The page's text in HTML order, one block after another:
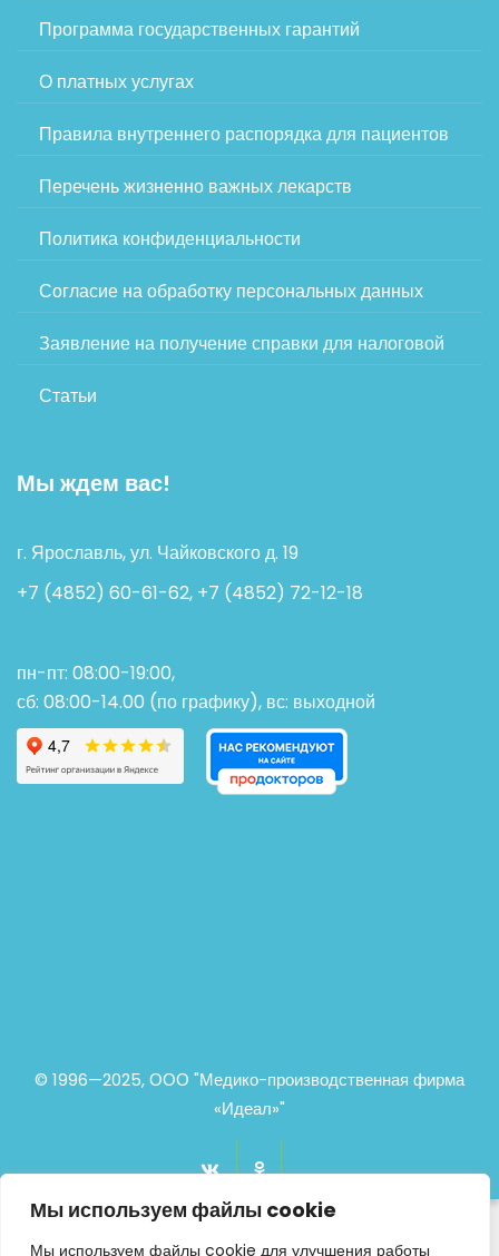
Мы используем файлы cookie
Мы используем файлы cookie для улучшения работы
Программа государственных гарантий
О платных услугах
Правила внутреннего распорядка для пациентов
Перечень жизненно важных лекарств
Политика конфиденциальности
Согласие на обработку персональных данных
Заявление на получение справки для налоговой
Статьи
Мы ждем вас!
г. Ярославль, ул. Чайковского д. 19
+7 (4852) 60-61-62, +7 (4852) 72-12-18
пн-пт: 08:00-19:00,
сб: 08:00-14.00 (по графику), вс: выходной
© 1996—2025, ООО "Медико-производственная фирма
«Идеал»"